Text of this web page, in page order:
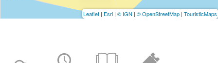
Leaflet | Esri | © IGN | © OpenStreetMap | TouristicMaps